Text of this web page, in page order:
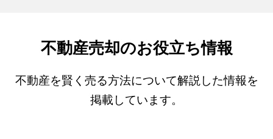
不動産売却のお役立ち情報
不動産を賢く売る方法について解説した情報を
掲載しています。